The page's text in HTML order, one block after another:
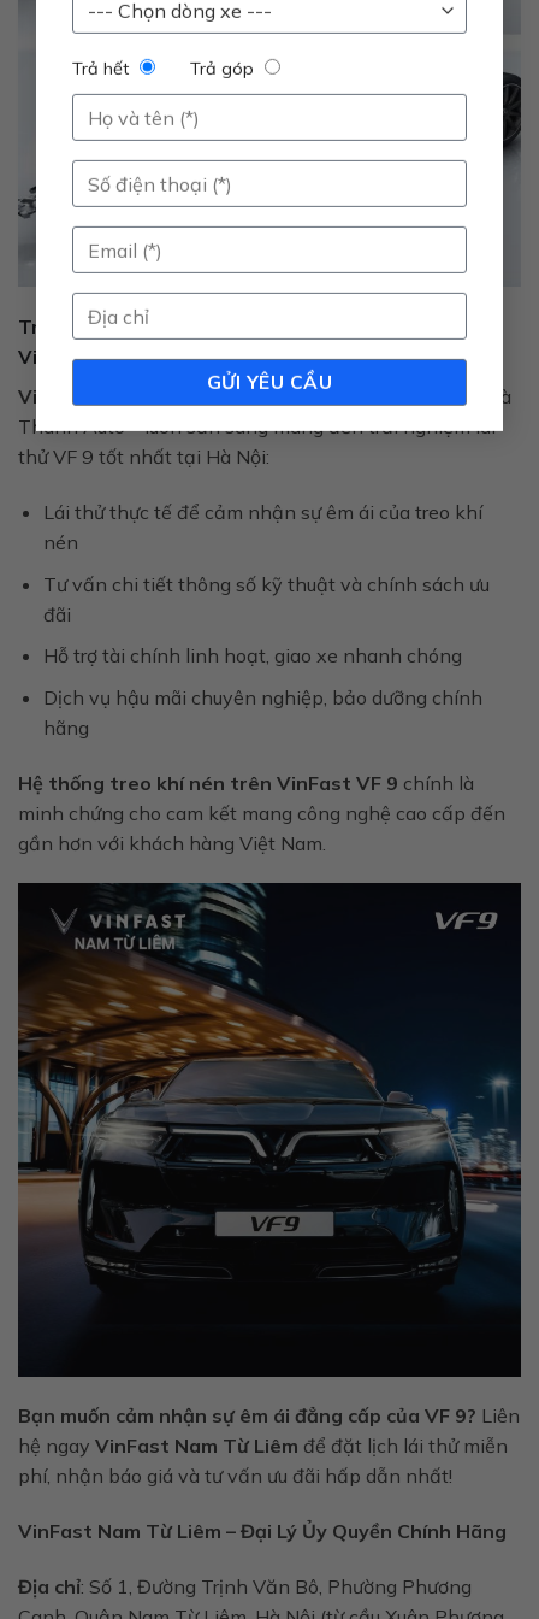
Trả hết Trả góp
Trải Nghiệm Hệ Thống Treo Khí Nén Thực Tế Tại
VinFast Nam Từ Liêm
VinFast Nam Từ Liêm– đại lý ủy quyền chính hãng Hà
Thành Auto – luôn sẵn sàng mang đến trải nghiệm lái
thử VF 9 tốt nhất tại Hà Nội:
Lái thử thực tế để cảm nhận sự êm ái của treo khí
nén
Tư vấn chi tiết thông số kỹ thuật và chính sách ưu
đãi
Hỗ trợ tài chính linh hoạt, giao xe nhanh chóng
Dịch vụ hậu mãi chuyên nghiệp, bảo dưỡng chính
hãng
Hệ thống treo khí nén trên VinFast VF 9 chính là
minh chứng cho cam kết mang công nghệ cao cấp đến
gần hơn với khách hàng Việt Nam.
Bạn muốn cảm nhận sự êm ái đẳng cấp của VF 9? Liên
hệ ngay VinFast Nam Từ Liêm để đặt lịch lái thử miễn
phí, nhận báo giá và tư vấn ưu đãi hấp dẫn nhất!
VinFast Nam Từ Liêm – Đại Lý Ủy Quyền Chính Hãng
Địa chỉ: Số 1, Đường Trịnh Văn Bô, Phường Phương